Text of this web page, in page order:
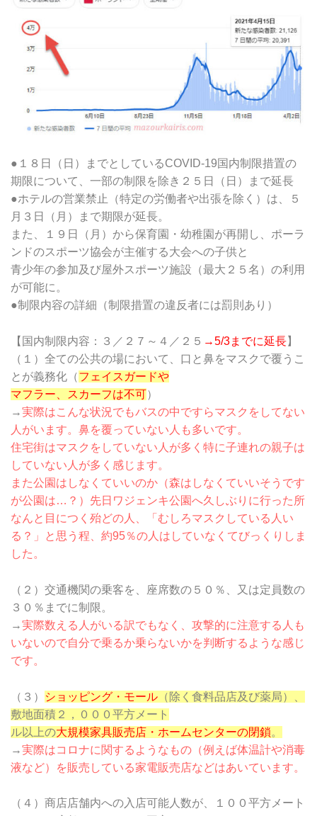
●１８ 日（日）までとしているCOVID-19国 内制限措置の
期限について、一部の制限を除き２５日（日）まで延長
●ホテルの営業禁止（特定の労働者や出張を除く）は、５
月３日（ 月）まで期限が延長。
また、１９日（月）から保育園・幼稚園が再開し、ポーラ
ンドのスポーツ協会が主催する大会への子供と
青少年の参加及び屋外スポーツ施設（最大２５名） の利用
が可能に。
●制限内容の詳細（制限措置の違反者には罰則あり）
【国内制限内容：３／２７～４／２５ →5/3までに延長】
（１）全ての公共の場において、口と鼻をマスクで覆うこ
とが義務化（フェイスガードや
マフラー、スカーフは不可）
→実際はこんな状況でもバスの中ですらマスクをしてない
人がいます。鼻を覆っていない人も多いです。
住宅街はマスクをしていない人が多く特に子連れの親子は
していない人が多く感じます。
また公園はしなくていいのか（森はしなくていいそうです
が公園は…？）先日ワジェンキ公園へ久しぶりに行った所
なんと目につく殆どの人、「むしろマスクしている人い
る？」と思う程、約95％の人はしていなくてびっくりしま
した。
（２）交通機関の乗客を、座席数の５０％、又は定員数の
３０％までに制限。
→実際数える人がいる訳でもなく、攻撃的に注意する人も
いないので自分で乗るか乗らないかを判断するような感じ
です。
（３） ショッピング・モール （除く食料品店及び薬局）、
敷地面積２，０００平方メート
ル以上の大規模家具販売店・ホームセンターの閉鎖。
→実際はコロナに関するようなもの（例えば体温計や消毒
液など）を販売している家電販売店などはあいています。
（４）商店店舗内への入店可能人数が、１００平方メート